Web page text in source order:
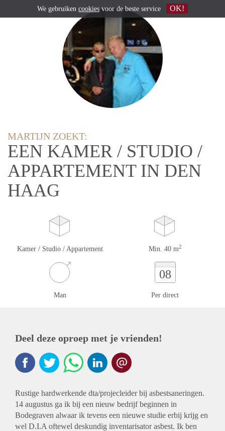
MARTIJN ZOEKT:
EEN KAMER / STUDIO /
APPARTEMENT IN DEN
HAAG
Kamer / Studio / Appartement Min. 40 m2
Man
08
Per direct
Deel deze oproep met je vrienden!
Rustige hardwerkende dta/projecleider bij asbestsaneringen.
14 augustus ga ik bij een nieuw bedrijf beginnen in
Bodegraven alwaar ik tevens een nieuwe studie erbij krijg en
wel D.I.A oftewel deskundig inventarisator asbest. Ik ben
We gebruiken cookies voor de beste service OK!